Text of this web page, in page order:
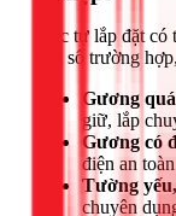
Việc tự lắp đặt
một số trường
Gương
giữ, lắp
Gương có
điện an
Tường
chuyên